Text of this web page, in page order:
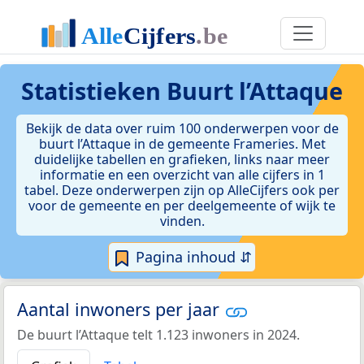
Statistieken Buurt l’Attaque
Bekijk de data over ruim 100 onderwerpen voor de
buurt l’Attaque in de gemeente Frameries. Met
duidelijke tabellen en grafieken, links naar meer
informatie en een overzicht van alle cijfers in 1
tabel. Deze onderwerpen zijn op AlleCijfers ook per
voor de gemeente en per deelgemeente of wijk te
vinden.
Pagina inhoud ⇵
Aantal inwoners per jaar
De buurt l’Attaque telt 1.123 inwoners in 2024.